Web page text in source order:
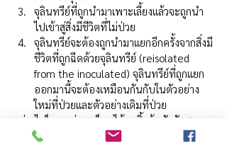
จุลินทรีย์ที่ถูกนำมาเพาะเลี้ยงแล้วจะถูกนำ
ไปเข้าสู่สิ่งมีชีวิตที่ไม่ป่วย
จุลินทรีย์จะต้องถูกนำมาแยกอีกครั้งจากสิ่งมี
ชีวิตที่ถูกฉีดด้วยจุลินทรีย์ (reisolated
from the inoculated) จุลินทรีย์ที่ถูกแยก
ออกมานี้จะต้องเหมือนกันกับในตัวอย่าง
ใหม่ที่ป่วยและตัวอย่างเดิมที่ป่วย
อย่างไรก็ตาม ต่อมาค็อคได้ละทิ้งข้อบังคับสากล
ในสมมติฐานข้อแรกหลังเขาพบพาหะไม่แสดง